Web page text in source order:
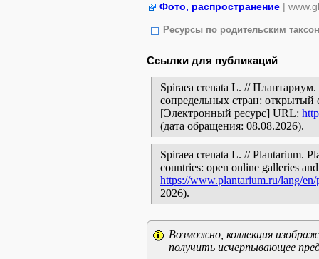
Фото, распространение |
Ресурсы по родительским
Ссылки для публикаций
Spiraea crenata L. //
сопредельных стран: открытый
[Электронный ресурс] URL:
(дата обращения: 08.08.2026).
Spiraea crenata L. // Plantarium.
countries: open online galleries
https://www.plantarium.ru/lang/
2026).
Возможно, коллекция
получить исчерпывающее